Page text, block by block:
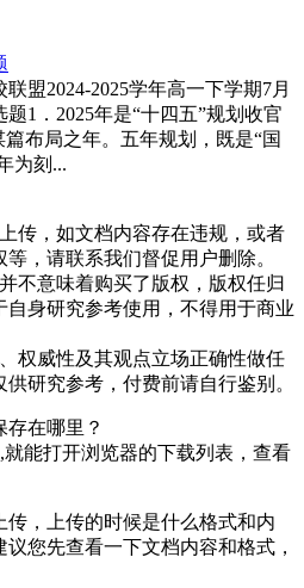
盟2024-2025学年高一下学期7月
1．2025年是“十四五”规划收官
布局之年。五年规划，既是“国
为刻...
传，如文档内容存在违规，或者
，请联系我们督促用户删除。
不意味着购买了版权，版权任归
自身研究参考使用，不得用于商业
权威性及其观点立场正确性做任
研究参考，付费前请自行鉴别。
存在哪里？
能打开浏览器的下载列表，查看
，上传的时候是什么格式和内
您先查看一下文档内容和格式，